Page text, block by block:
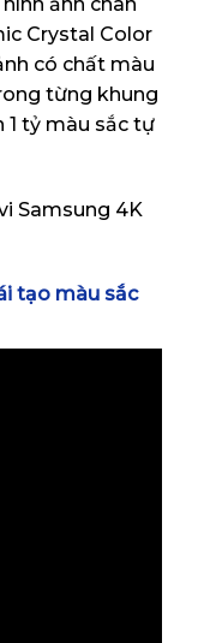
Crystal Color
có chất màu
từng khung
1 tỷ màu sắc tự
tạo màu sắc